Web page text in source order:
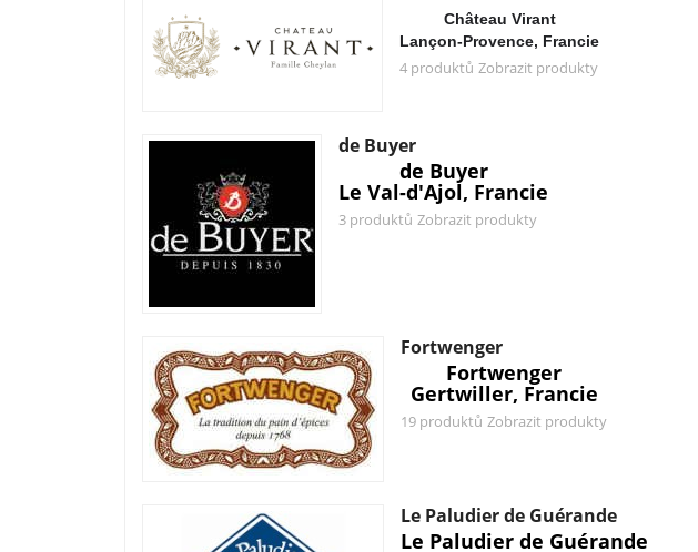
Château Virant
Lançon-Provence, Francie
4 produktů Zobrazit produkty
de Buyer
de Buyer
Le Val-d'Ajol, Francie
3 produktů Zobrazit produkty
Fortwenger
Fortwenger
Gertwiller, Francie
19 produktů Zobrazit produkty
Le Paludier de Guérande
Le Paludier de Guérande